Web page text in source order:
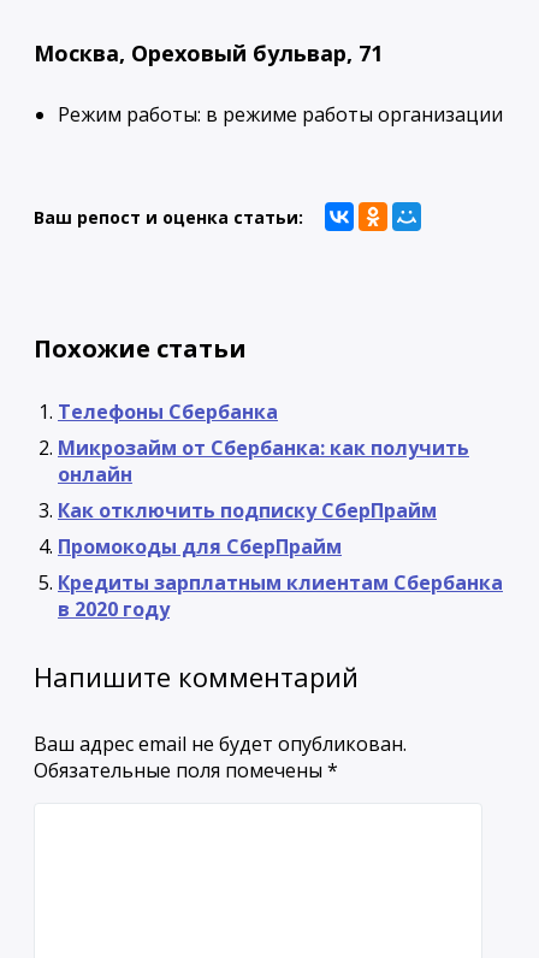
Москва, Ореховый бульвар, 71
Режим работы: в режиме работы организации
Ваш репост и оценка статьи:
Похожие статьи
Телефоны Сбербанка
Микрозайм от Сбербанка: как получить
онлайн
Как отключить подписку СберПрайм
Промокоды для СберПрайм
Кредиты зарплатным клиентам Сбербанка
в 2020 году
Напишите комментарий
Ваш адрес email не будет опубликован.
Обязательные поля помечены *